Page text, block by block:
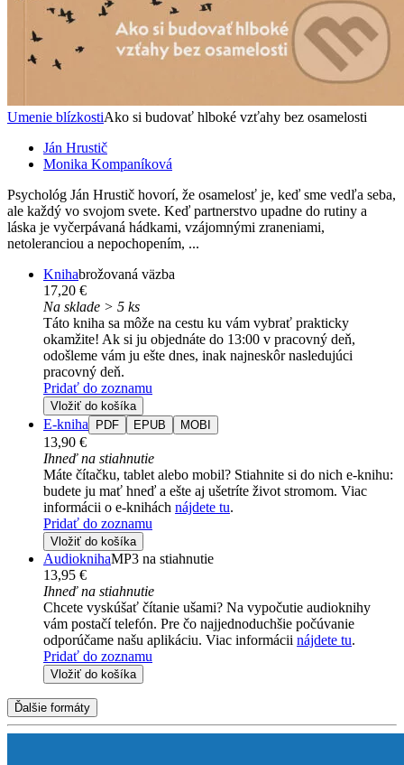
Umenie blízkostiAko si budovať hlboké vzťahy bez osamelosti
Ján Hrustič
Monika Kompaníková
Psychológ Ján Hrustič hovorí, že osamelosť je, keď sme vedľa seba,
ale každý vo svojom svete. Keď partnerstvo upadne do rutiny a
láska je vyčerpávaná hádkami, vzájomnými zraneniami,
netoleranciou a nepochopením, ...
Knihabrožovaná väzba
17,20 €
Na sklade > 5 ks
Táto kniha sa môže na cestu ku vám vybrať prakticky
okamžite! Ak si ju objednáte do 13:00 v pracovný deň,
odošleme vám ju ešte dnes, inak najneskôr nasledujúci
pracovný deň.
Pridať do zoznamu
Vložiť do košíka
E-kniha PDF EPUB MOBI
13,90 €
Ihneď na stiahnutie
Máte čítačku, tablet alebo mobil? Stiahnite si do nich e-knihu:
budete ju mať hneď a ešte aj ušetríte život stromom. Viac
informácii o e-knihách nájdete tu.
Pridať do zoznamu
Vložiť do košíka
AudioknihaMP3 na stiahnutie
13,95 €
Ihneď na stiahnutie
Chcete vyskúšať čítanie ušami? Na vypočutie audioknihy
vám postačí telefón. Pre čo najjednoduchšie počúvanie
odporúčame našu aplikáciu. Viac informácii nájdete tu.
Pridať do zoznamu
Vložiť do košíka
Ďalšie formáty